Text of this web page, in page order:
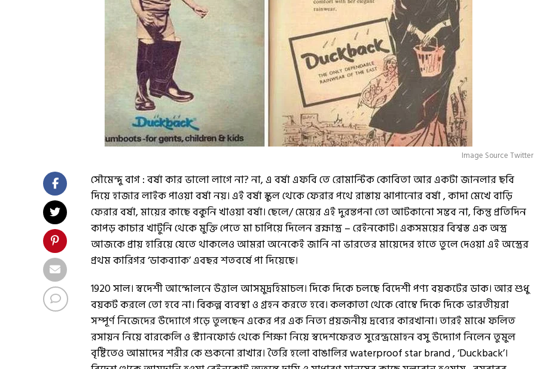
Image Source Twitter
সৌমেন্দু বাগ : বর্ষা কার ভালো লাগে না? না, এ বর্ষা এফবি তে রোমান্টিক কোবিতা আর একটা জানলার ছবি
দিয়ে হাজার লাইক পাওয়া বর্ষা নয়। এই বর্ষা স্কুল থেকে ফেরার পথে রাস্তায় ঝাপানোর বর্ষা , কাদা মেখে বাড়ি
ফেরার বর্ষা, মায়ের কাছে বকুনি খাওয়া বর্ষা। ছেলে/ মেয়ের এই দুরন্তপনা তো আটকানো সম্ভব না, কিন্তু প্রতিদিন
কাপড় কাচার খাটুনি থেকে মুক্তি পেতে মা চাপিয়ে দিলেন ব্রহ্মাস্ত্র – রেইনকোট। একসময়ের বিশ্বস্ত এক অস্ত্র
আজকে প্রায় হারিয়ে যেতে থাকলেও আমরা অনেকেই জানি না ভারতের মায়েদের হাতে তুলে দেওয়া এই অস্ত্রের
প্রথম কারিগর ‘ডাকব্যাক’ এবছর শতবর্ষে পা দিয়েছে।
1920 সাল। স্বদেশী আন্দোলনে উত্তাল আসমুদ্রহিমাচল। দিকে দিকে চলছে বিদেশী পণ্য বয়কটের ডাক। আর শুধু
বয়কট করলে তো হবে না। বিকল্প ব্যবস্থা ও গ্রহন করতে হবে। কলকাতা থেকে বোম্বে দিকে দিকে ভারতীয়রা
সম্পূর্ণ নিজেদের উদ্যোগে গড়ে তুলছেন একের পর এক নিত্য প্রয়জনীয় দ্রব্যের কারখানা। তারই মাঝে ফলিত
রসায়ন নিয়ে বারকেলি ও স্ট্যানফোর্ড থেকে শিক্ষা নিয়ে স্বদেশফেরত সুরেন্দ্রমোহন বসু উদ্যোগ নিলেন তুমুল
বৃষ্টিতেও আমাদের শরীর কে শুকনো রাখার। তৈরি হলো বাঙালির waterproof star brand , ‘Duckback’।